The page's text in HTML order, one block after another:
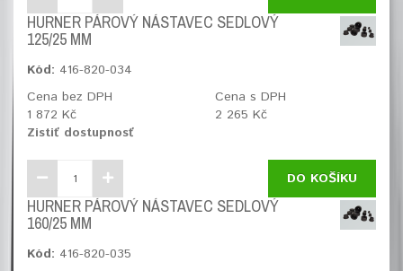
HURNER PÁROVÝ NÁSTAVEC SEDLOVÝ
125/25 MM
Kód: 416-820-034
Cena bez DPH
1 872 Kč
Cena s DPH
2 265 Kč
Zistiť dostupnosť
DO KOŠÍKU
HURNER PÁROVÝ NÁSTAVEC SEDLOVÝ
160/25 MM
Kód: 416-820-035